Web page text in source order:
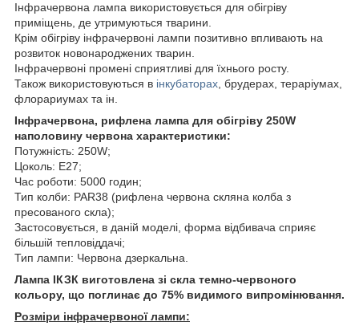
Інфрачервона лампа використовується для обігріву
приміщень, де утримуються тварини.
Крім обігріву інфрачервоні лампи позитивно впливають на
розвиток новонароджених тварин.
Інфрачервоні промені сприятливі для їхнього росту.
Також використовуються в інкубаторах, брудерах, тераріумах,
флорариумах та ін.
Інфрачервона, рифлена лампа для обігріву 250W
наполовину червона характеристики:
Потужність: 250W;
Цоколь: E27;
Час роботи: 5000 годин;
Тип колби: PAR38 (рифлена червона скляна колба з
пресованого скла);
Застосовується, в даній моделі, форма відбивача сприяє
більшій тепловіддачі;
Тип лампи: Червона дзеркальна.
Лампа ІКЗК виготовлена ​​зі скла темно-червоного
кольору, що поглинає до 75% видимого випромінювання.
Розміри інфрачервоної лампи: